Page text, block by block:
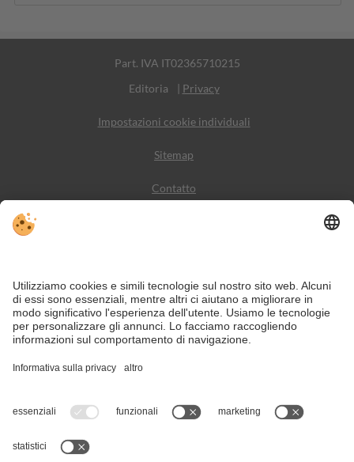
Part. IVA IT02365710215
Editoria
| Privacy
Impostazioni cookie individuali
Sitemap
Contatto
VIVODolomiti è il portale di viaggio per una vacanza in
montagna indimenticabile – con alloggi e offerte nelle
Dolomiti, Patrimonio Naturale dell’Umanità UNESCO.
Nonostante il lavoro accurato e il costante aggiornamento dei contenuti, si
possono verificare errori. Non garantiamo la correttezza e la completezza di
tutte le informazioni.
Per motivi di sicurezza, si prega di verificare chiedendo direttamente sul posto